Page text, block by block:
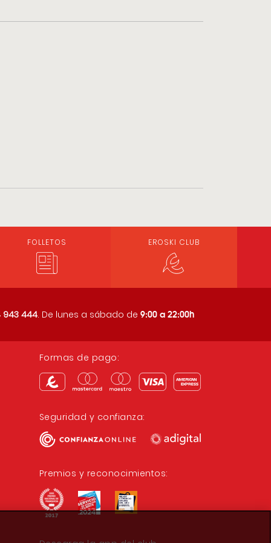
FOLLETOS EROSKI CLUB
943 444. De lunes a sábado de 9:00 a 22:00h
Formas de pago:
Seguridad y confianza:
Premios y reconocimientos: